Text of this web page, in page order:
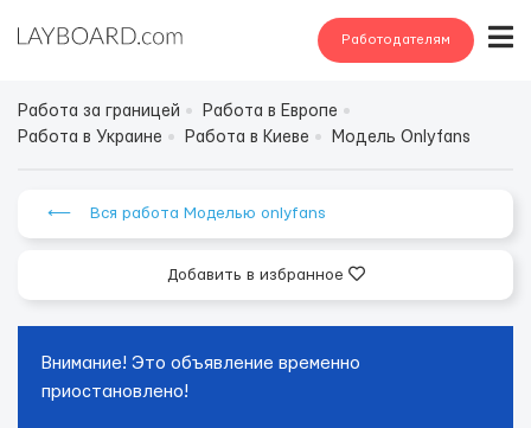
Работодателям
Работа за границей
Работа в Европе
Работа в Украине
Работа в Киеве Модель Onlyfans
⟵ Вся работа Моделью onlyfans
Добавить в избранное
Внимание! Это объявление временно
приостановлено!